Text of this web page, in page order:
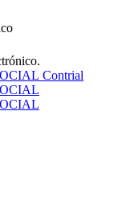
Contrial